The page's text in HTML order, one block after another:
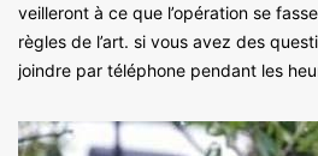
veilleront à ce que l’opération se
règles de l’art. si vous avez des
joindre par téléphone pendant les